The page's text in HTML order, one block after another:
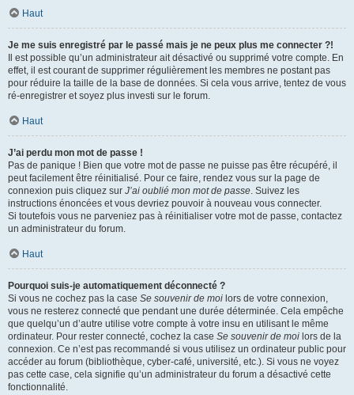
Haut
Je me suis enregistré par le passé mais je ne peux plus me connecter ?!
Il est possible qu’un administrateur ait désactivé ou supprimé votre compte. En
effet, il est courant de supprimer régulièrement les membres ne postant pas
pour réduire la taille de la base de données. Si cela vous arrive, tentez de vous
ré-enregistrer et soyez plus investi sur le forum.
Haut
J’ai perdu mon mot de passe !
Pas de panique ! Bien que votre mot de passe ne puisse pas être récupéré, il
peut facilement être réinitialisé. Pour ce faire, rendez vous sur la page de
connexion puis cliquez sur J’ai oublié mon mot de passe. Suivez les
instructions énoncées et vous devriez pouvoir à nouveau vous connecter.
Si toutefois vous ne parveniez pas à réinitialiser votre mot de passe, contactez
un administrateur du forum.
Haut
Pourquoi suis-je automatiquement déconnecté ?
Si vous ne cochez pas la case Se souvenir de moi lors de votre connexion,
vous ne resterez connecté que pendant une durée déterminée. Cela empêche
que quelqu’un d’autre utilise votre compte à votre insu en utilisant le même
ordinateur. Pour rester connecté, cochez la case Se souvenir de moi lors de la
connexion. Ce n’est pas recommandé si vous utilisez un ordinateur public pour
accéder au forum (bibliothèque, cyber-café, université, etc.). Si vous ne voyez
pas cette case, cela signifie qu’un administrateur du forum a désactivé cette
fonctionnalité.